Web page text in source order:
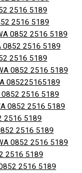
2516 5189
2516 5189
0852 2516 5189
0852 2516 5189
2516 5189
0852 2516 5189
085225165189
0852 2516 5189
0852 2516 5189
2516 5189
2516 5189
0852 2516 5189
2516 5189
0852 2516 5189